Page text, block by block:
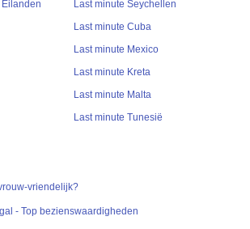
Last minute Seychellen
Last minute Cuba
Last minute Mexico
Last minute Kreta
Last minute Malta
Last minute Tunesië
vriendelijk?
- Top bezienswaardigheden